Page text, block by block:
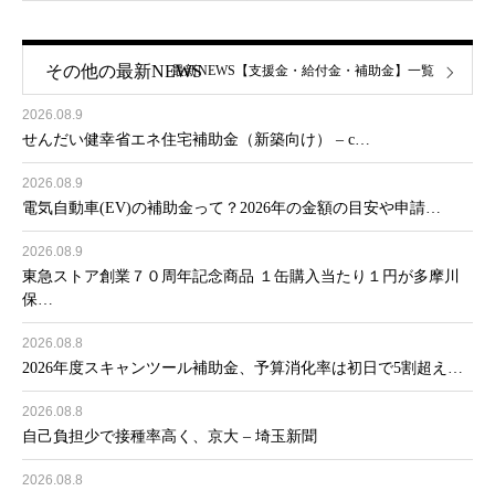
その他の最新NEWS
2026.08.9
せんだい健幸省エネ住宅補助金（新築向け） – c…
2026.08.9
電気自動車(EV)の補助金って？2026年の金額の目安や申請…
2026.08.9
東急ストア創業７０周年記念商品 １缶購入当たり１円が多摩川
保…
2026.08.8
2026年度スキャンツール補助金、予算消化率は初日で5割超え…
2026.08.8
自己負担少で接種率高く、京大 – 埼玉新聞
2026.08.8
最新NEWS【支援金・給付金・補助金】一覧